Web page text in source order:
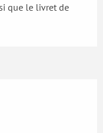
que le livret de